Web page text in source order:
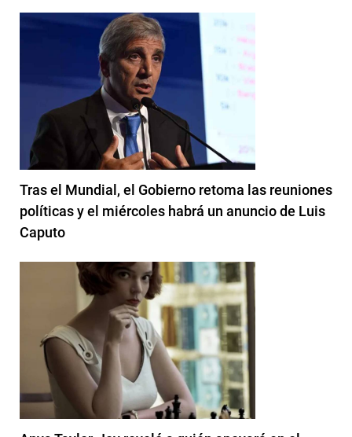
Tras el Mundial, el Gobierno retoma las reuniones
políticas y el miércoles habrá un anuncio de Luis
Caputo